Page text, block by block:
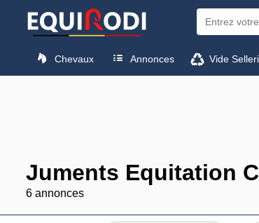
Chevaux Annonces Vide
Juments Equitation
6 annonces